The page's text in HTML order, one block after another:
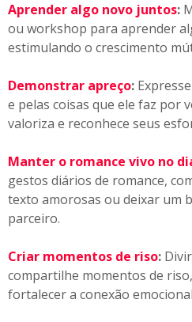
Aprender algo novo juntos:
ou workshop para aprender
estimulando o crescimento
Demonstrar apreço:
e pelas coisas que ele faz por
valoriza e reconhece seus
Manter o romance vivo no
gestos diários de romance,
texto amorosas ou deixar um
parceiro.
Criar momentos de riso:
compartilhe momentos de
fortalecer a conexão